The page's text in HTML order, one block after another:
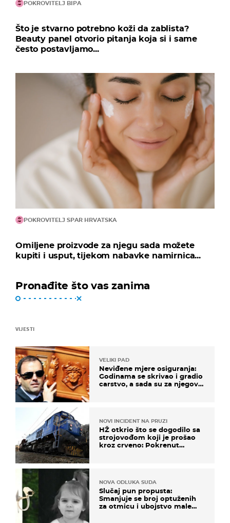
POKROVITELJ BIPA
Što je stvarno potrebno koži da zablista?
Beauty panel otvorio pitanja koja si i same
često postavljamo...
POKROVITELJ SPAR HRVATSKA
Omiljene proizvode za njegu sada možete
kupiti i usput, tijekom nabavke namirnica...
Pronađite što vas zanima
VIJESTI
VELIKI PAD
Neviđene mjere osiguranja:
Godinama se skrivao i gradio
carstvo, a sada su za njegovo
NOVI INCIDENT NA PRUZI
HŽ otkrio što se dogodilo sa
strojovođom koji je prošao
kroz crveno: Pokrenut
NOVA ODLUKA SUDA
Slučaj pun propusta:
Smanjuje se broj optuženih
za otmicu i ubojstvo male